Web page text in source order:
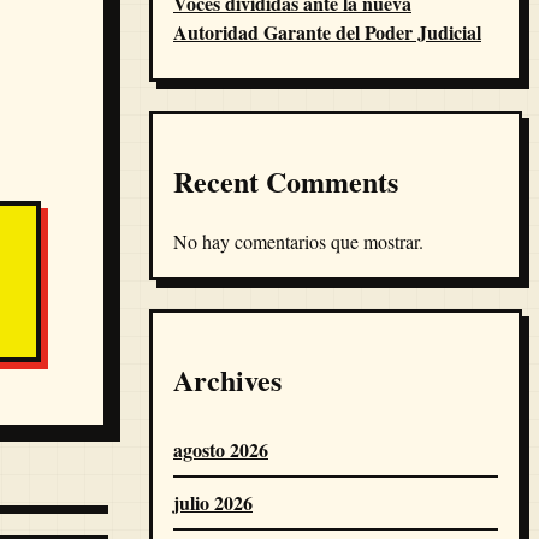
Autoridad Garante del Poder Judicial
Recent Comments
No hay comentarios que mostrar.
Archives
agosto 2026
julio 2026